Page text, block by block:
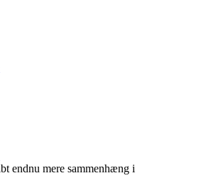
endnu mere sammenhæng i